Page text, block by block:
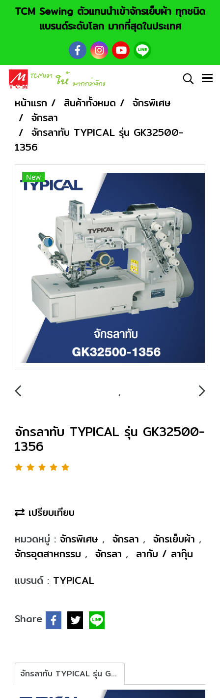
TCM Sewing ตัวแทนนำเข้าจักรเย็บผ้า ทุกชนิด
แบรนด์ระดับโลก มากที่สุดในประเทศ
หน้าแรก สินค้าทั้งหมด
จักรพิเศษ
จักรลา
จักรลาทับ TYPICAL รุ่น GK32500-
1356
New
จักรลาทับ TYPICAL รุ่น GK32500-
1356
เปรียบเทียบ
หมวดหมู่ : จักรพิเศษ , จักรลา , จักรเย็บผ้า ,
จักรอุตสาหกรรม , จักรลา , ลาทับ / ลากุ๊น
แบรนด์ : TYPICAL
Share
จักรลาทับ TYPICAL รุ่น GK32500-1356